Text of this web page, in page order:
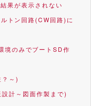
果が表示されない
トン回路(CW回路)に
のみでブートSD作
～)
計～図面作製まで)